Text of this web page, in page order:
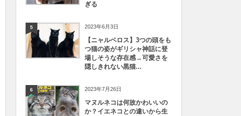
ぎる
5 2023年6月3日
【ニャルベロス】3つの頭をも
つ猫の姿がギリシャ神話に登
場しそうな存在感→可愛さを
隠しきれない黒猫...
6 2023年7月26日
マヌルネコは何故かわいいの
か？イエネコとの違いから生